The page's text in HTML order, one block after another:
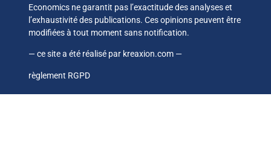
Economics ne garantit pas l’exactitude des analyses et
l’exhaustivité des publications. Ces opinions peuvent être
modifiées à tout moment sans notification.
— ce site a été réalisé par kreaxion.com —
règlement RGPD